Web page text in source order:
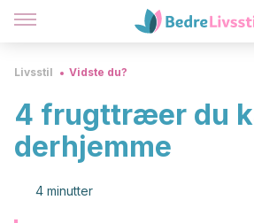
Livsstil Vidste du?
4 frugttræer du
derhjemme
4 minutter